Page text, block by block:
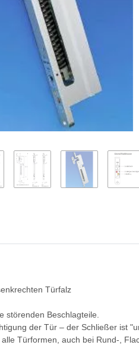
Türfalz
störenden Beschlagteile.
der Tür – der Schließer ist
Türformen, auch bei Rund-,